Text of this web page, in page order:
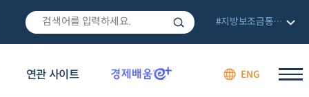
연관 사이트 ENG
#지방보조금통합관리망